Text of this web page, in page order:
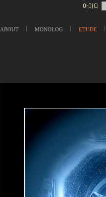
ABOUT MONOLOG ETUDE